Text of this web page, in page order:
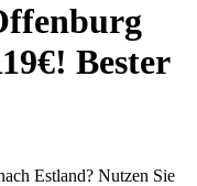
Bester
Estland? Nutzen Sie